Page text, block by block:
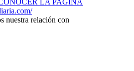
nuestra relación con